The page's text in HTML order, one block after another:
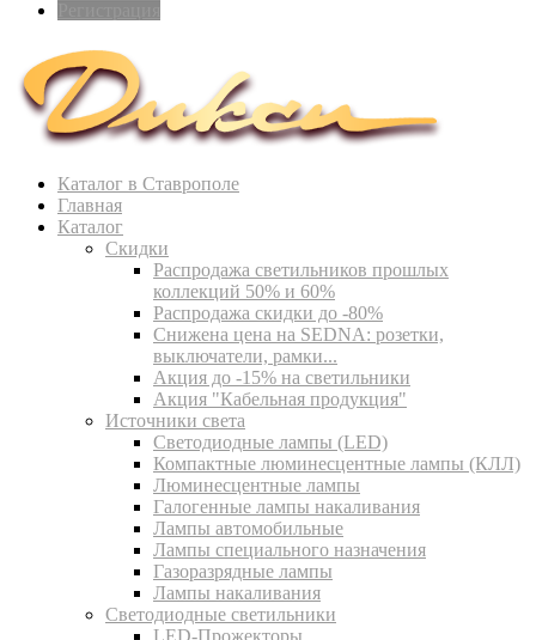
Каталог в Ставрополе
Главная
Каталог
Скидки
Распродажа светильников прошлых
коллекций 50% и 60%
Распродажа скидки до -80%
Cнижена цена на SEDNA: розетки,
выключатели, рамки...
Акция до -15% на светильники
Акция "Кабельная продукция"
Источники света
Светодиодные лампы (LED)
Компактные люминесцентные лампы (КЛЛ)
Люминесцентные лампы
Галогенные лампы накаливания
Лампы автомобильные
Лампы специального назначения
Газоразрядные лампы
Лампы накаливания
Светодиодные светильники
LED-Прожекторы